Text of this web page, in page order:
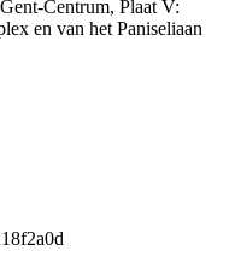
Centrum, Plaat V:
en van het Paniseliaan